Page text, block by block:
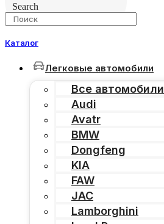
Search
Каталог
Легковые автомобили
Все автомобили
Audi
Avatr
BMW
Dongfeng
KIA
FAW
JAC
Lamborghini